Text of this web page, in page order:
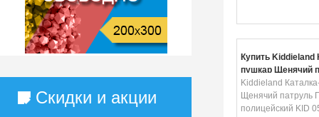
Скидки и акции
Купить Kiddieland
пушкар Щенячий
Гонщик-
055467
Kiddieland
Щенячий патруль
полицейский KID